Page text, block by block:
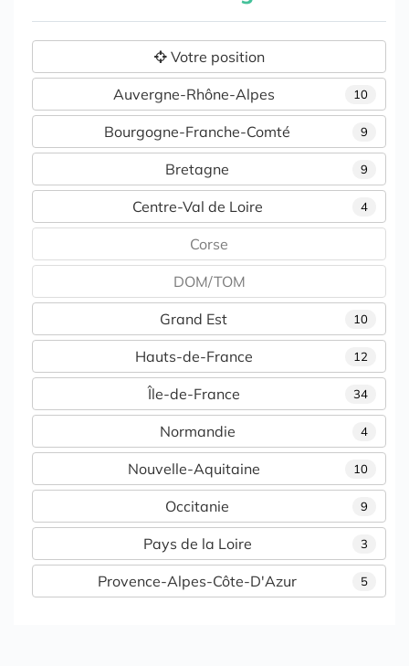
Votre position
10
Auvergne-Rhône-Alpes
9
Bourgogne-Franche-Comté
9
Bretagne
4
Centre-Val de Loire
Corse
DOM/TOM
10
Grand Est
12
Hauts-de-France
34
Île-de-France
4
Normandie
10
Nouvelle-Aquitaine
9
Occitanie
3
Pays de la Loire
5
Provence-Alpes-Côte-D'Azur